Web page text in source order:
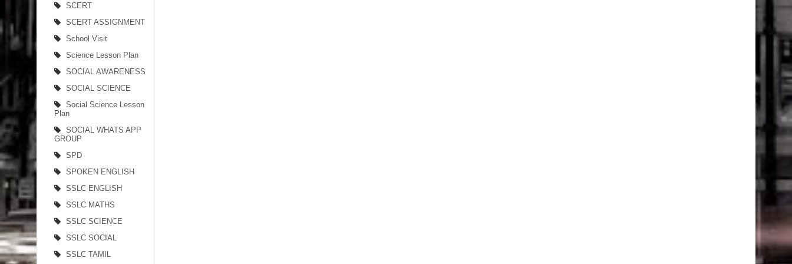
SCERT
SCERT ASSIGNMENT
School Visit
Science Lesson Plan
SOCIAL AWARENESS
SOCIAL SCIENCE
Social Science Lesson
Plan
SOCIAL WHATS APP
GROUP
SPD
SPOKEN ENGLISH
SSLC ENGLISH
SSLC MATHS
SSLC SCIENCE
SSLC SOCIAL
SSLC TAMIL